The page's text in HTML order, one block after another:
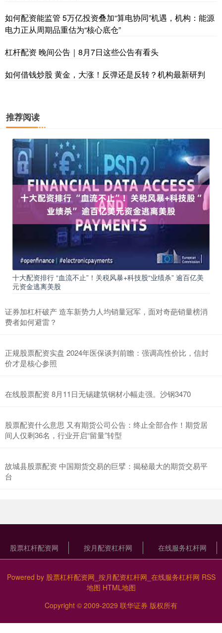
如何配资能监管 5万亿投资叠加“算电协同”机遇，机构：能源
电力正从周期品重估为“核心底仓”
杠杆配资 晚间公告｜8月7日这些公告有看头
如何借钱炒股 黄金，大涨！反弹还是反转？机构最新研判
推荐阅读
十大配资排行 “血流不止”！关税风暴+科技股“业绩杀” 逾百亿美
元资金逃离美股
证券加杠杆破产 造车新势力人均销量冠军，面对奇葩销量榜消
费者如何避雷？
正规股票配资实盘 2024年医保谈判前瞻：强调高性价比，信封
价才是核心参照
在线股票配资 8月11日无锡建筑钢材小幅走强。沙钢3470
股票配资什么意思 又有期货公司公告：终止全部合作！期货居
间人仅剩36名，行业开启“留量”转型
故城县股票配资 中国期货交易的巨擘：揭秘最大的期货交易平
台
股票杠杆配资网 按月配资杠杆网 在线服务杠杆网
Powered by 股票杠杆配资网_按月配资杠杆网_在线服务杠杆网 RSS
地图 HTML地图
Copyright © 2009-2029 联华证券 版权所有